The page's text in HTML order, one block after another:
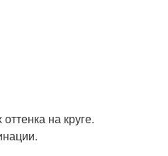
на круге.